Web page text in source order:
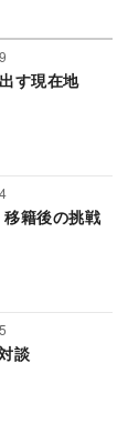
す現在地
籍後の挑戦
談